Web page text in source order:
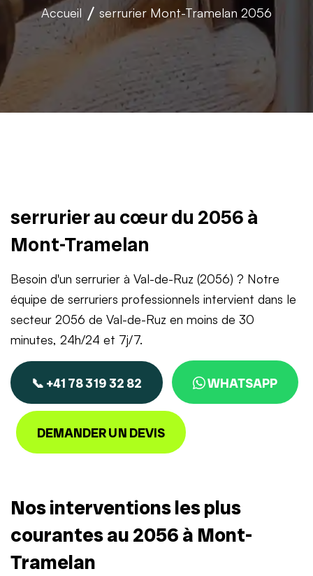
Accueil serrurier Mont-Tramelan 2056
serrurier au cœur du 2056 à
Mont-Tramelan
Besoin d'un serrurier à Val-de-Ruz (2056) ? Notre
équipe de serruriers professionnels intervient dans le
secteur 2056 de Val-de-Ruz en moins de 30
minutes, 24h/24 et 7j/7.
📞 +41 78 319 32 82 WHATSAPP
DEMANDER UN DEVIS
Nos interventions les plus
courantes au 2056 à Mont-
Tramelan